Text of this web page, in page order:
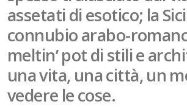
assetati di esotico; la
connubio arabo-
meltin’ pot di stili e
una vita, una città, un
vedere le cose.